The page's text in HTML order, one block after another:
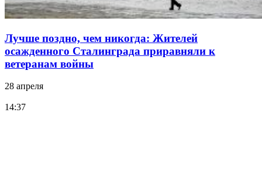
Лучше поздно, чем никогда: Жителей
осажденного Сталинграда приравняли к
ветеранам войны
28 апреля
14:37